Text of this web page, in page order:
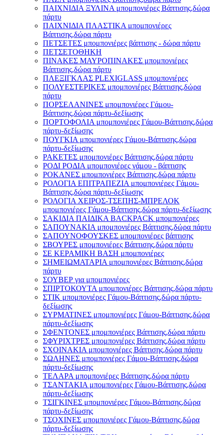
ΠΑΙΧΝΙΔΙΑ ΞΥΛΙΝΑ μπομπονιέρες Βάπτισης,δώρα
πάρτυ
ΠΑΙΧΝΙΔΙΑ ΠΛΑΣΤΙΚΑ μπομπονιέρες
Βάπτισης,δώρα πάρτυ
ΠΕΤΣΕΤΕΣ μπομπονιέρες βάπτισης - δώρα πάρτυ
ΠΕΤΣΕΤΟΘΗΚΗ
ΠΙΝΑΚΕΣ ΜΑΥΡΟΠΙΝΑΚΕΣ μπομπονιέρες
Βάπτισης,δώρα πάρτυ
ΠΛΕΞΙΓΚΛΑΣ PLEXIGLASS μπομπονιέρες
ΠΟΛΥΕΣΤΕΡΙΚΕΣ μπομπονιέρες Βάπτισης,δώρα
πάρτυ
ΠΟΡΣΕΛΑΝΙΝΕΣ μπομπονιέρες Γάμου-
Βάπτισης,δώρα πάρτυ-δεξίωσης
ΠΟΡΤΟΦΟΛΙΑ μπομπονιέρες Γάμου-Βάπτισης,δώρα
πάρτυ-δεξίωσης
ΠΟΥΓΚΙΑ μπομπονιέρες Γάμου-Βάπτισης,δώρα
πάρτυ-δεξίωσης
ΡΑΚΕΤΕΣ μπομπονιέρες Βάπτισης,δώρα πάρτυ
ΡΟΔΙ ΡΟΔΙΑ μπομπονιέρες γάμου - βάπτισης
ΡΟΚΑΝΕΣ μπομπονιέρες Βάπτισης,δώρα πάρτυ
ΡΟΛΟΓΙΑ ΕΠΙΤΡΑΠΕΖΙΑ μπομπονιέρες Γάμου-
Βάπτισης,δώρα πάρτυ-δεξίωσης
ΡΟΛΟΓΙΑ ΧΕΙΡΟΣ-ΤΣΕΠΗΣ-ΜΠΡΕΛΟΚ
μπομπονιέρες Γάμου-Βάπτισης,δώρα πάρτυ-δεξίωσης
ΣΑΚΙΔΙΑ ΠΑΙΔΙΚΑ BACKPACK μπομπονιέρες
ΣΑΠΟΥΝΑΚΙΑ μπομπονιέρες Βάπτισης,δώρα πάρτυ
ΣΑΠΟΥΝΟΦΟΥΣΚΕΣ μπομπονιέρες βάπτισης
ΣΒΟΥΡΕΣ μπομπονιέρες Βάπτισης,δώρα πάρτυ
ΣΕ ΚΕΡΑΜΙΚΗ ΒΑΣΗ μπομπονιέρες
ΣΗΜΕΙΩΜΑΤΑΡΙΑ μπομπονιέρες Βάπτισης,δώρα
πάρτυ
ΣΟΥΒΕΡ για μπομπονιέρες
ΣΠΙΡΤΟΚΟΥΤΑ μπομπονιέρες Βάπτισης,δώρα πάρτυ
ΣΤΙΚ μπομπονιέρες Γάμου-Βάπτισης,δώρα πάρτυ-
δεξίωσης
ΣΥΡΜΑΤΙΝΕΣ μπομπονιέρες Γάμου-Βάπτισης,δώρα
πάρτυ-δεξίωσης
ΣΦΕΝΤΟΝΕΣ μπομπονιέρες Βάπτισης,δώρα πάρτυ
ΣΦΥΡΙΧΤΡΕΣ μπομπονιέρες Βάπτισης,δώρα πάρτυ
ΣΧΟΙΝΑΚΙΑ μπομπονιέρες Βάπτισης,δώρα πάρτυ
ΣΩΛΗΝΕΣ μπομπονιέρες Γάμου-Βάπτισης,δώρα
πάρτυ-δεξίωσης
ΤΕΛΑΡΑ μπομπονιέρες Βάπτισης,δώρα πάρτυ
ΤΣΑΝΤΑΚΙΑ μπομπονιέρες Γάμου-Βάπτισης,δώρα
πάρτυ-δεξίωσης
ΤΣΙΓΚΙΝΕΣ μπομπονιέρες Γάμου-Βάπτισης,δώρα
πάρτυ-δεξίωσης
ΤΣΟΧΙΝΕΣ μπομπονιέρες Γάμου-Βάπτισης,δώρα
πάρτυ-δεξίωσης